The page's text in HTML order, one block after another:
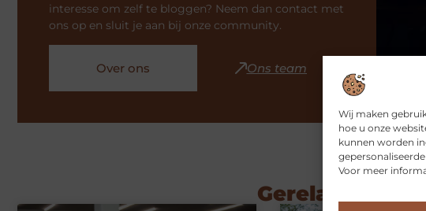
Wij maken
hoe u onze
kunnen worden
Voor meer
interesse om zelf te bloggen? Neem dan contact met
ons op en sluit je aan bij onze community.
Over ons Ons team
Gerelateerde